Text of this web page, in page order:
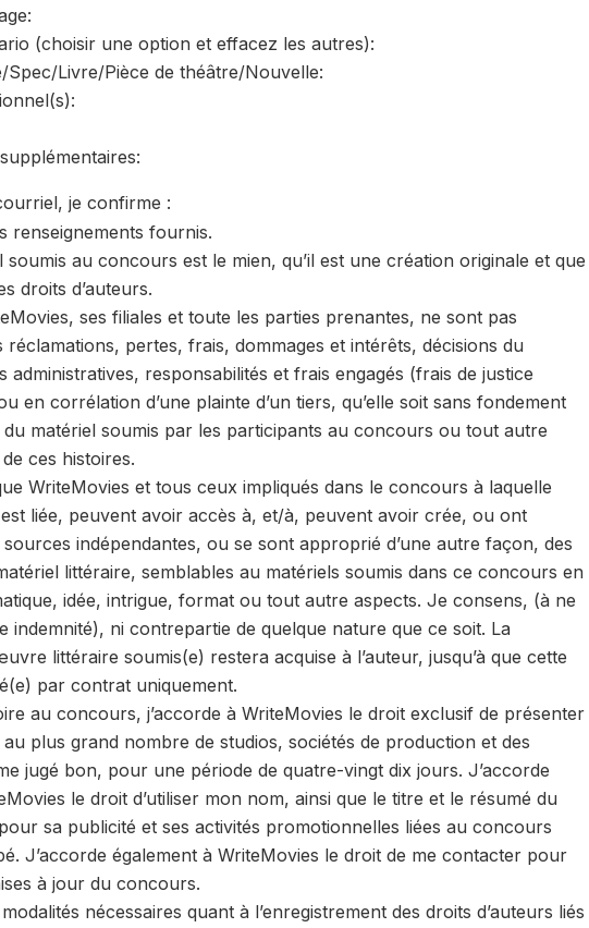
(choisir une option et effacez les autres):
Spec/Livre/Pièce de théâtre/Nouvelle:
je confirme :
renseignements fournis.
soumis au concours est le mien, qu’il est une création originale et que
droits d’auteurs.
ses filiales et toute les parties prenantes, ne sont pas
réclamations, pertes, frais, dommages et intérêts, décisions du
administratives, responsabilités et frais engagés (frais de justice
en corrélation d’une plainte d’un tiers, qu’elle soit sans fondement
matériel soumis par les participants au concours ou tout autre
ces histoires.
WriteMovies et tous ceux impliqués dans le concours à laquelle
liée, peuvent avoir accès à, et/à, peuvent avoir crée, ou ont
indépendantes, ou se sont approprié d’une autre façon, des
littéraire, semblables au matériels soumis dans ce concours en
idée, intrigue, format ou tout autre aspects. Je consens, (à ne
indemnité), ni contrepartie de quelque nature que ce soit. La
littéraire soumis(e) restera acquise à l’auteur, jusqu’à que cette
par contrat uniquement.
au concours, j’accorde à WriteMovies le droit exclusif de présenter
plus grand nombre de studios, sociétés de production et des
jugé bon, pour une période de quatre-vingt dix jours. J’accorde
le droit d’utiliser mon nom, ainsi que le titre et le résumé du
sa publicité et ses activités promotionnelles liées au concours
J’accorde également à WriteMovies le droit de me contacter pour
à jour du concours.
nécessaires quant à l’enregistrement des droits d’auteurs liés